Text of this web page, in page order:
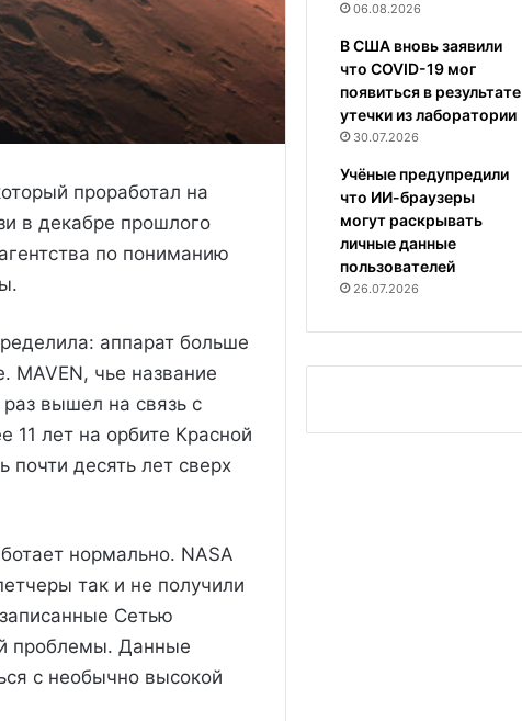
проработал на
в декабре прошлого
по пониманию
аппарат больше
MAVEN, чье название
вышел на связь с
11 лет на орбите Красной
десять лет сверх
нормально. NASA
так и не получили
Сетью
проблемы. Данные
с необычно высокой
06.08.2026
В США вновь заявили
что COVID-19 мог
появиться в результате
утечки из лаборатории
30.07.2026
Учёные предупредили
что ИИ-браузеры
могут раскрывать
личные данные
пользователей
26.07.2026